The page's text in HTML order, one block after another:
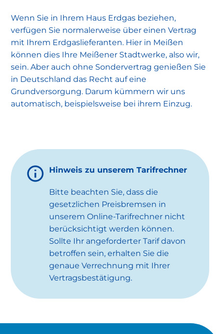
Wenn Sie in Ihrem Haus Erdgas beziehen,
verfügen Sie normalerweise über einen Vertrag
mit Ihrem Erdgaslieferanten. Hier in Meißen
können dies Ihre Meißener Stadtwerke, also wir,
sein. Aber auch ohne Sondervertrag genießen Sie
in Deutschland das Recht auf eine
Grundversorgung. Darum kümmern wir uns
automatisch, beispielsweise bei ihrem Einzug.
Hinweis zu unserem Tarifrechner
Bitte beachten Sie, dass die
gesetzlichen Preisbremsen in
unserem Online-Tarifrechner nicht
berücksichtigt werden können.
Sollte Ihr angeforderter Tarif davon
betroffen sein, erhalten Sie die
genaue Verrechnung mit Ihrer
Vertragsbestätigung.